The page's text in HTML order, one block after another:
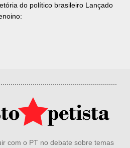
do político brasileiro Lançado
com o PT no debate sobre temas